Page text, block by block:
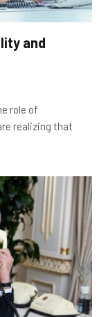
and
role of
realizing that